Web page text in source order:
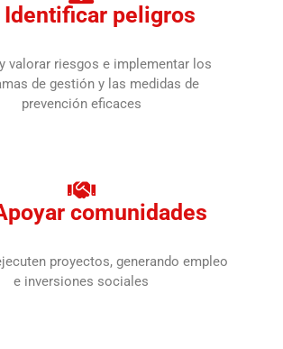
Identificar peligros
valorar riesgos e implementar los
de gestión y las medidas de
prevención eficaces
comunidades
proyectos, generando empleo
e inversiones sociales